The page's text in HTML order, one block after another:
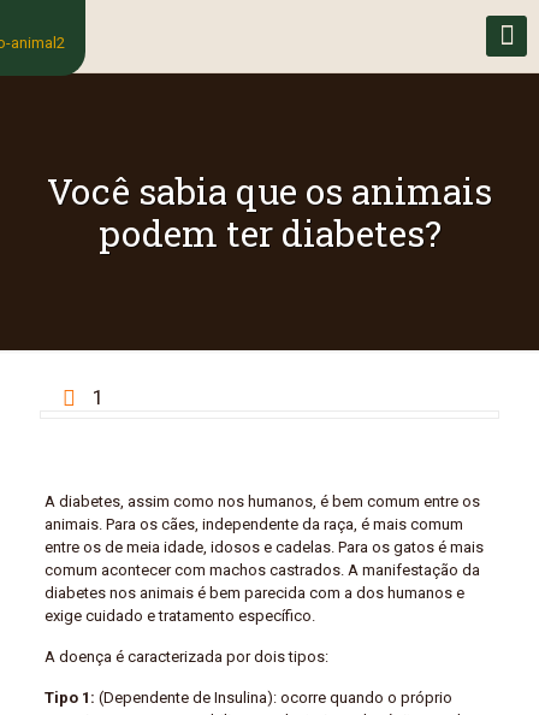
Você sabia que os animais
podem ter diabetes?
1
A diabetes, assim como nos humanos, é bem comum entre os
animais. Para os cães, independente da raça, é mais comum
entre os de meia idade, idosos e cadelas. Para os gatos é mais
comum acontecer com machos castrados. A manifestação da
diabetes nos animais é bem parecida com a dos humanos e
exige cuidado e tratamento específico.
A doença é caracterizada por dois tipos:
Tipo 1: (Dependente de Insulina): ocorre quando o próprio